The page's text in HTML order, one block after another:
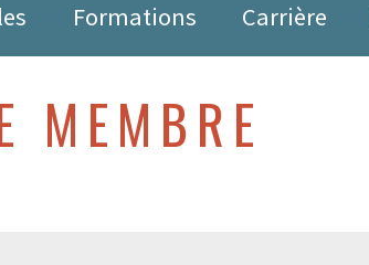
Formations Carrière
MEMBRE